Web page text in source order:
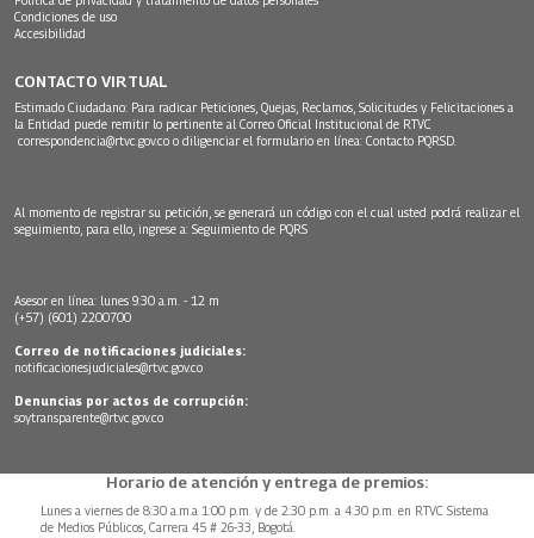
Condiciones de uso
Accesibilidad
CONTACTO VIRTUAL
Estimado Ciudadano: Para radicar Peticiones, Quejas, Reclamos, Solicitudes y Felicitaciones a
la Entidad puede remitir lo pertinente al Correo Oficial Institucional de RTVC
correspondencia@rtvc.gov.co o diligenciar el formulario en línea: Contacto PQRSD.
Al momento de registrar su petición, se generará un código con el cual usted podrá realizar el
seguimiento, para ello, ingrese a: Seguimiento de PQRS
Asesor en línea: lunes 9:30 a.m. - 12 m
(+57) (601) 2200700
Correo de notificaciones judiciales:
notificacionesjudiciales@rtvc.gov.co
Denuncias por actos de corrupción:
soytransparente@rtvc.gov.co
Horario de atención y entrega de premios:
Lunes a viernes de 8:30 a.m.a 1:00 p.m. y de 2:30 p.m. a 4:30 p.m. en RTVC Sistema
de Medios Públicos, Carrera 45 # 26-33, Bogotá.